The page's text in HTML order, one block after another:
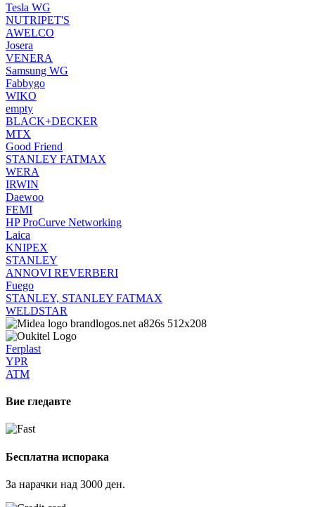
Tesla WG
NUTRIPET'S
AWELCO
Josera
VENERA
Samsung WG
Fabbygo
WIKO
empty
BLACK+DECKER
MTX
Good Friend
STANLEY FATMAX
WERA
IRWIN
Daewoo
FEMI
HP ProCurve Networking
Laica
KNIPEX
STANLEY
ANNOVI REVERBERI
Fuego
STANLEY, STANLEY FATMAX
WELDSTAR
Ferplast
YPR
ATM
Вие гледавте
Бесплатна испорака
За нарачки над 3000 ден.